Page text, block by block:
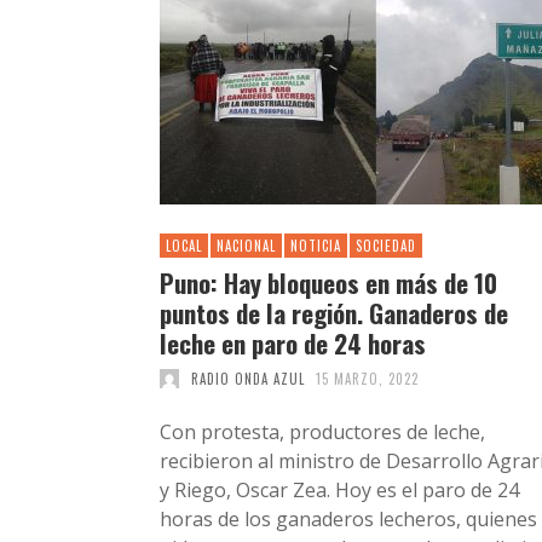
LOCAL NACIONAL NOTICIA SOCIEDAD
Puno: Hay bloqueos en más de 10
puntos de la región. Ganaderos de
leche en paro de 24 horas
RADIO ONDA AZUL 15 MARZO, 2022
Con protesta, productores de leche,
recibieron al ministro de Desarrollo
y Riego, Oscar Zea. Hoy es el paro de 24
horas de los ganaderos lecheros, quienes